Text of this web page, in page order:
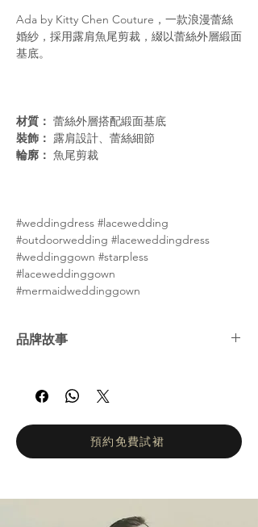
Ada by Kitty Chen Couture，一款浪漫蕾絲
婚紗，採用露肩魚尾剪裁，綴以蕾絲外層緞面
基底。
材質： 蕾絲外層搭配緞面基底
裝飾： 露肩設計、蕾絲細節
輪廓： 魚尾剪裁
#weddingdress #lacewedding
#outdoorwedding #laceweddingdress
#weddinggown #starpless
#laceweddinggown
#mermaidweddinggown
品牌故事
精神的年輕設計師。她於 2004 年在美國南加
州推出第一個婚紗系列，並自此成為婚紗界的
續驚豔全球的新娘與新郎，展現出令人讚嘆的
魅力。
預約免費試裙